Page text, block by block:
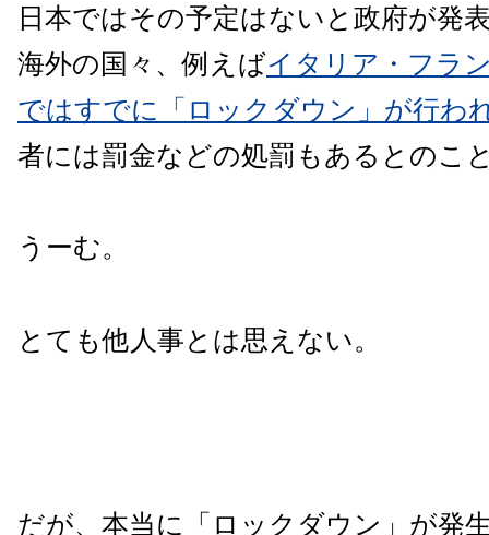
日本ではその予定はないと政府が発
海外の国々、例えばイタリア・フラ
ではすでに「ロックダウン」が行わ
者には罰金などの処罰もあるとのこ
うーむ。
とても他人事とは思えない。
だが、本当に「ロックダウン」が発